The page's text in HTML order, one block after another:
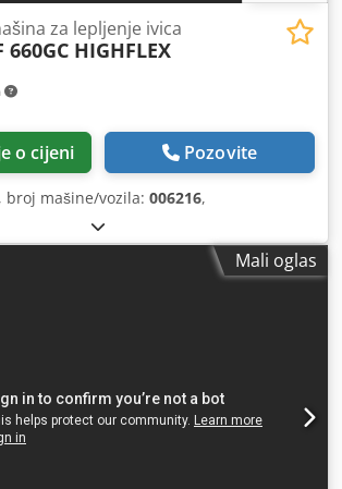
za lepljenje ivica
660GC HIGHFLEX
o cijeni Pozovite
, broj mašine/vozila: 006216,
Mali oglas